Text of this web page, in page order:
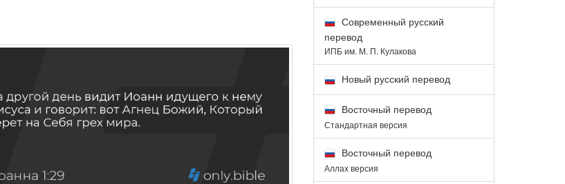
Современный русский
перевод
ИПБ им. М. П. Кулакова
Новый русский перевод
Восточный перевод
Стандартная версия
Восточный перевод
Аллах версия